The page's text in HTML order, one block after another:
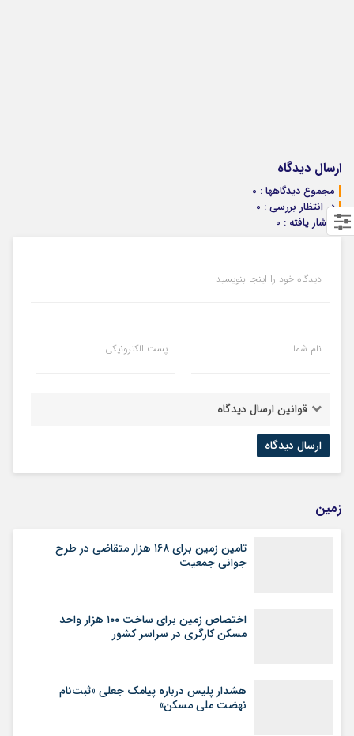
ارسال دیدگاه
مجموع دیدگاهها : 0
در انتظار بررسی : 0
انتشار یافته : 0
دیدگاه خود را اینجا بنویسید
نام شما پست الکترونیکی
قوانین ارسال دیدگاه
زمین
تامین زمین برای ۱۶۸ هزار متقاضی در طرح
جوانی جمعیت
اختصاص زمین برای ساخت ۱۰۰ هزار واحد
مسکن کارگری در سراسر کشور
هشدار پلیس درباره پیامک جعلی «ثبت‌نام
نهضت ملی مسکن»